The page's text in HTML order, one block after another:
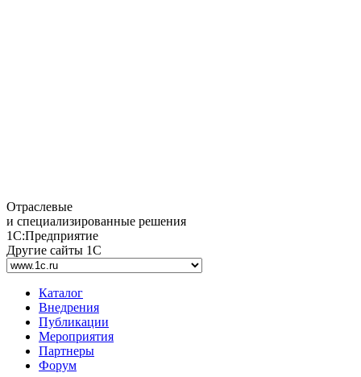
Отраслевые
и специализированные решения
1С:Предприятие
Другие сайты 1С
Каталог
Внедрения
Публикации
Мероприятия
Партнеры
Форум